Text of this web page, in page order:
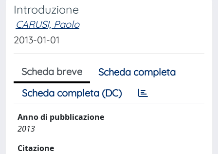
Introduzione
CARUSI, Paolo
2013-01-01
Scheda breve
Scheda completa
Scheda completa (DC)
Anno di pubblicazione
2013
Citazione